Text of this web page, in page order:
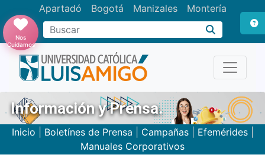
Apartadó Bogotá Manizales Montería
Buscar
Nos
Cuidamos
Información y Prensa.
Inicio Boletínes de Prensa Campañas| Efemérides|
Manuales Corporativos